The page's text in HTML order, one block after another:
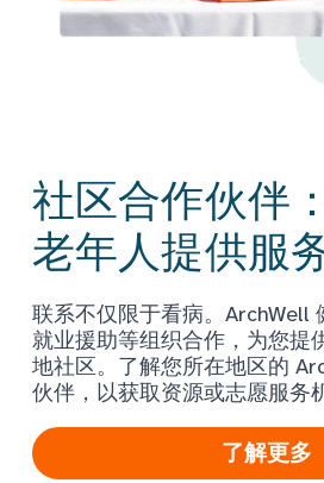
社区合作伙伴
老年人提供服
联系不仅限于看病。ArchWell
就业援助等组织合作，为您提
地社区。了解您所在地区的
伙伴，以获取资源或志愿服务
了解更多